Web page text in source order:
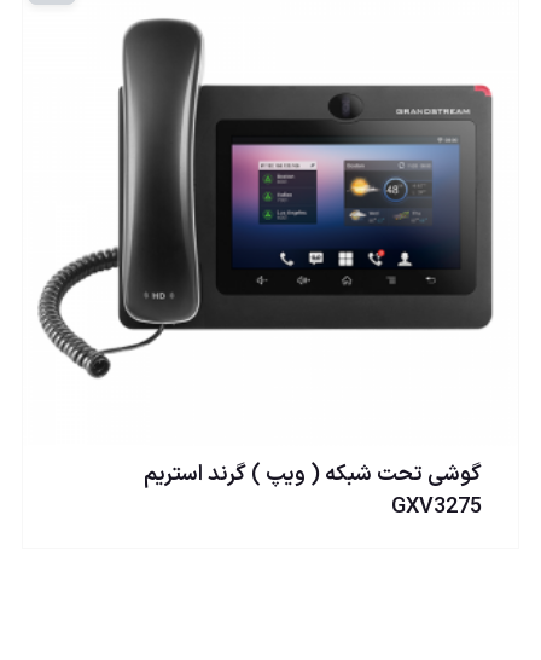
گوشی تحت شبكه ( ويپ ) گرند استریم
GXV3275